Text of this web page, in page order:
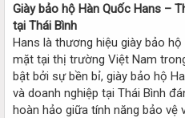
Giày bảo hộ Hàn Quốc Hans –
tại Thái Bình
Hans là thương hiệu giày bảo
mặt tại thị trường Việt Nam
bật bởi sự bền bỉ, giày bảo hộ
và doanh nghiệp tại Thái Bình
hoàn hảo giữa tính năng bảo vệ